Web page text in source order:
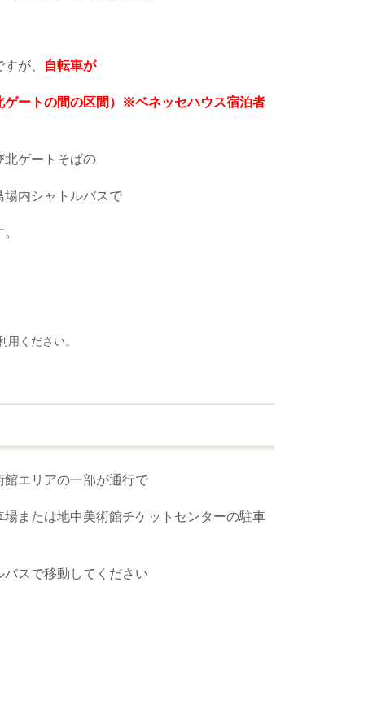
が、 自転車が
ゲートの間の区間）※ベネッセハウス宿泊者
北ゲートそばの
場内シャトルバスで
ください。
エリアの一部が通行で
または地中美術館チケットセンターの駐車
スで移動してください